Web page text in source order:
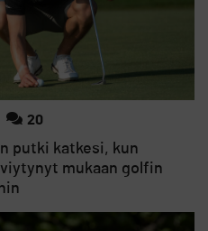
20
putki katkesi, kun
mukaan golfin